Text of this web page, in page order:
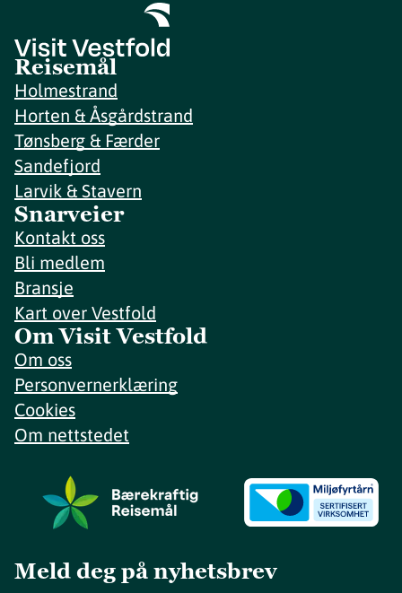
Reisemål
Holmestrand
Horten & Åsgårdstrand
Tønsberg & Færder
Sandefjord
Larvik & Stavern
Snarveier
Kontakt oss
Bli medlem
Bransje
Kart over Vestfold
Om Visit Vestfold
Om oss
Personvernerklæring
Cookies
Om nettstedet
Meld deg på nyhetsbrev